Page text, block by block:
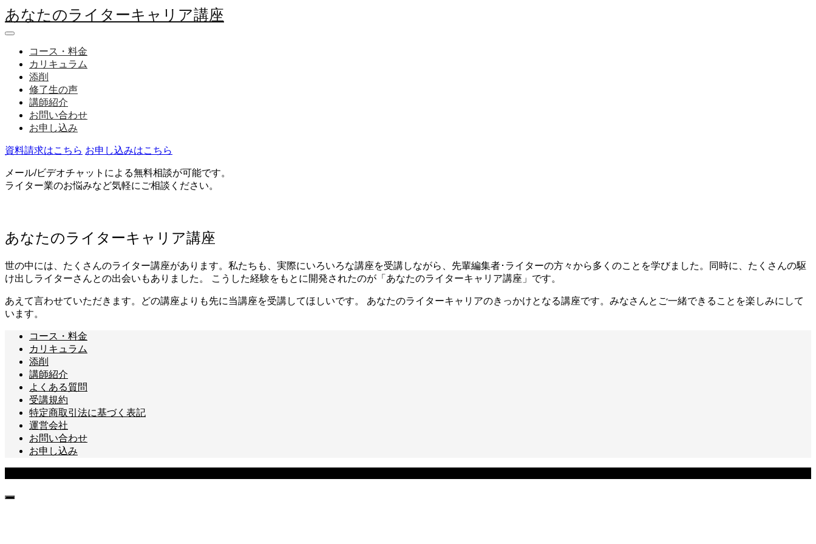
あなたのライターキャリア講座
コース・料金
カリキュラム
添削
修了生の声
講師紹介
お問い合わせ
お申し込み
資料請求はこちら お申し込みはこちら
メール/ビデオチャットによる無料相談が可能です。
ライター業のお悩みなど気軽にご相談ください。
あなたのライターキャリア講座
世の中には、たくさんのライター講座があります。私たちも、実際にいろいろな講座を受講しながら、先輩編集者･ライターの方々から多くのことを学びました。同時に、たくさんの駆
け出しライターさんとの出会いもありました。 こうした経験をもとに開発されたのが「あなたのライターキャリア講座」です。
あえて言わせていただきます。どの講座よりも先に当講座を受講してほしいです。 あなたのライターキャリアのきっかけとなる講座です。みなさんとご一緒できることを楽しみにして
います。
コース・料金
カリキュラム
添削
講師紹介
よくある質問
受講規約
特定商取引法に基づく表記
運営会社
お問い合わせ
お申し込み